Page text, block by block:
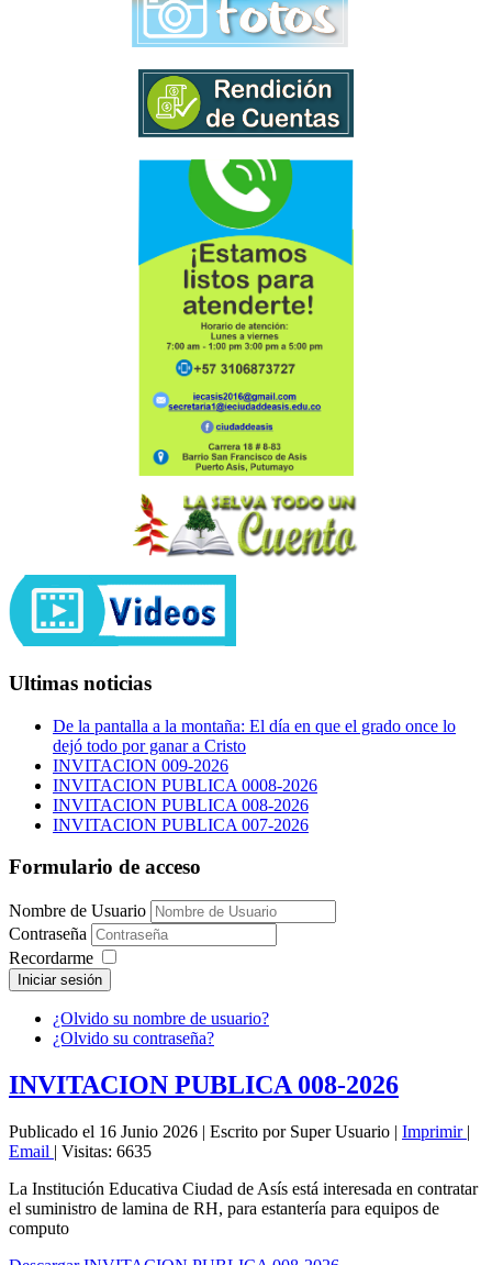
Ultimas noticias
De la pantalla a la montaña: El día en que el grado once lo
dejó todo por ganar a Cristo
INVITACION 009-2026
INVITACION PUBLICA 0008-2026
INVITACION PUBLICA 008-2026
INVITACION PUBLICA 007-2026
Formulario de acceso
Nombre de Usuario
Contraseña
Recordarme
Iniciar sesión
¿Olvido su nombre de usuario?
¿Olvido su contraseña?
INVITACION PUBLICA 008-2026
Publicado el 16 Junio 2026 | Escrito por Super Usuario | Imprimir |
Email | Visitas: 6635
La Institución Educativa Ciudad de Asís está interesada en contratar
el suministro de lamina de RH, para estantería para equipos de
computo